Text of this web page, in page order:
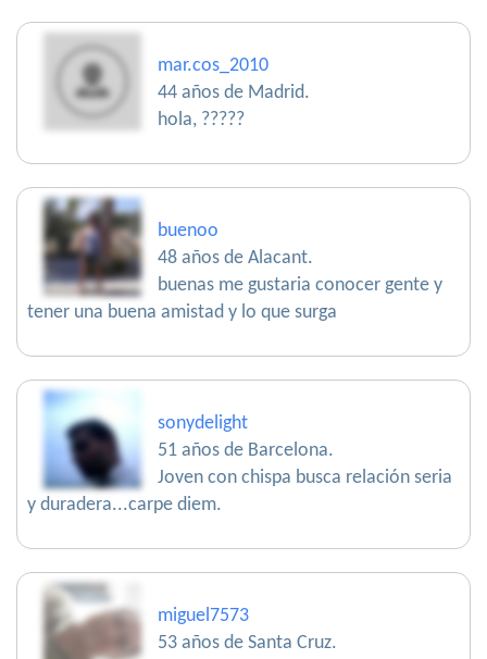
mar.cos_2010
44 años de Madrid.
hola, ?????
buenoo
48 años de Alacant.
buenas me gustaria conocer gente y
tener una buena amistad y lo que surga
sonydelight
51 años de Barcelona.
Joven con chispa busca relación seria
y duradera...carpe diem.
miguel7573
53 años de Santa Cruz.